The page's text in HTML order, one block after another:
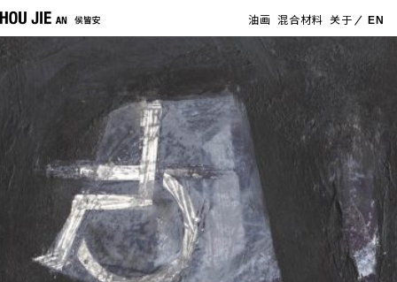
油画 混合材料 关于 EN